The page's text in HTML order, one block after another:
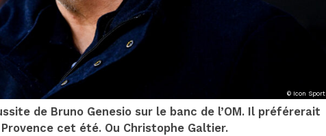
© Icon Sport
de Bruno Genesio sur le banc de l’OM. Il préférerait
cet été. Ou Christophe Galtier.